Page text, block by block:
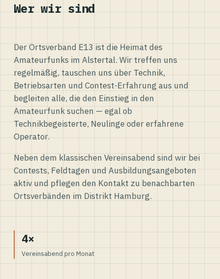
Wer wir sind
Der Ortsverband E13 ist die Heimat des
Amateurfunks im Alstertal. Wir treffen uns
regelmäßig, tauschen uns über Technik,
Betriebsarten und Contest-Erfahrung aus und
begleiten alle, die den Einstieg in den
Amateurfunk suchen — egal ob
Technikbegeisterte, Neulinge oder erfahrene
Operator.
Neben dem klassischen Vereinsabend sind wir bei
Contests, Feldtagen und Ausbildungsangeboten
aktiv und pflegen den Kontakt zu benachbarten
Ortsverbänden im Distrikt Hamburg.
4×
Vereinsabend pro Monat